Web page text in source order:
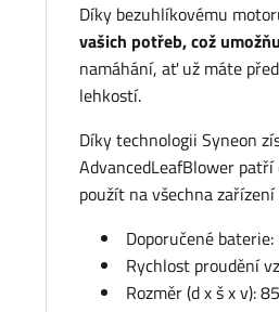
Díky bezuhlíkovému
vašich potřeb, což
namáhání, ať už máte
lehkostí.
Díky technologii Syneon
AdvancedLeafBlower
použít na všechna zařízení
Doporučené
Rychlost proudění
Rozměr (d x š x v):